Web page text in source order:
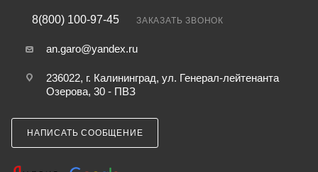
8(800) 100-97-45 ЗАКАЗАТЬ ЗВОНОК
an.garo@yandex.ru
236022, г. Калининград, ул. Генерал-лейтенанта
Озерова, 30 - ПВЗ
НАПИСАТЬ СООБЩЕНИЕ